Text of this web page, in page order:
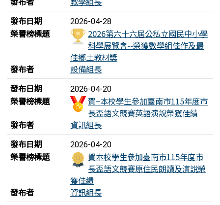
發布日期
2026-04-28
榮譽榜標題
2026第六十六屆公私立國民中小學
科學展覽會--榮獲數學組佳作及最
佳鄉土教材獎
發布者
設備組長
發布日期
2026-04-20
榮譽榜標題
賀~本校學生參加臺南市115年度市
長盃語文競賽英語演說榮獲佳績
發布者
資訊組長
發布日期
2026-04-20
榮譽榜標題
賀本校學生參加臺南市115年度市
長盃語文競賽原住民朗讀及演說榮
獲佳績
發布者
資訊組長